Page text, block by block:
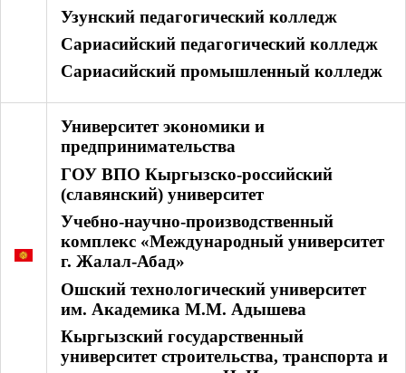
Узунский педагогический колледж
Сариасийский педагогический колледж
Сариасийский промышленный колледж
Университет экономики и
предпринимательства
ГОУ ВПО Кыргызско-российский
(славянский) университет
Учебно-научно-производственный
комплекс «Международный университет
г. Жалал-Абад»
Ошский технологический университет
им. Академика М.М. Адышева
Кыргызский государственный
университет строительства, транспорта и